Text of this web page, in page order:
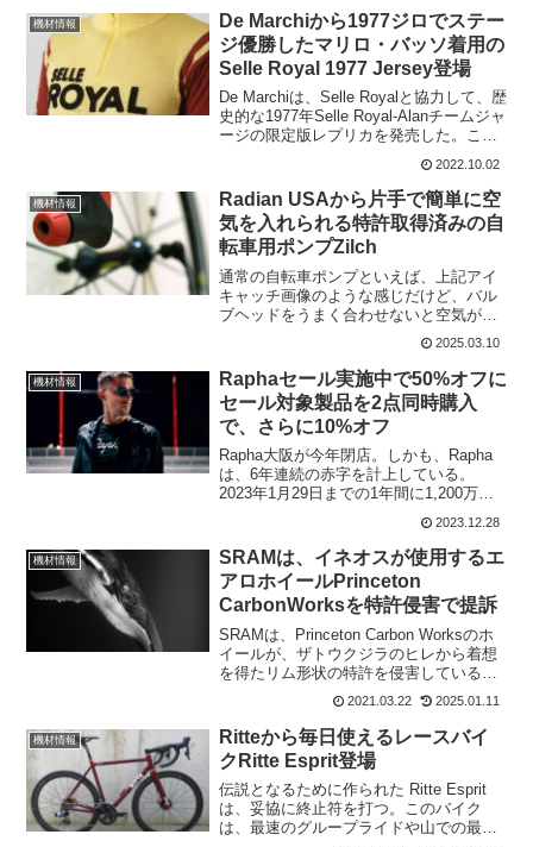
機材情報
De Marchiから1977ジロでステー
ジ優勝したマリロ・バッソ着用の
Selle Royal 1977 Jersey登場
De Marchiは、Selle Royalと協力して、歴
史的な1977年Selle Royal-Alanチームジャ
ージの限定版レプリカを発売した。これ
は世界中で開催されているL’Eroica
Gaioleのサイクリングイベントに間に合
うよ...
2022.10.02
機材情報
Radian USAから片手で簡単に空
気を入れられる特許取得済みの自
転車用ポンプZilch
通常の自転車ポンプといえば、上記アイ
キャッチ画像のような感じだけど、バル
ブヘッドをうまく合わせないと空気がい
れられない。奥まできちんといれないと
空気が入らないことが多い。さらに、両
手を使わないと入れられないことがほと
んどだ。また、外す時も両...
2025.03.10
機材情報
Raphaセール実施中で50%オフに
セール対象製品を2点同時購入
で、さらに10%オフ
Rapha大阪が今年閉店。しかも、Rapha
は、6年連続の赤字を計上している。
2023年1月29日までの1年間に1,200万ポ
ンドの税引き前損失を計上というから、
日本円で22億円という赤字だ。コロナの
影響とか、自転車需要の減退によって厳
しい...
2023.12.28
機材情報
SRAMは、イネオスが使用するエ
アロホイールPrinceton
CarbonWorksを特許侵害で提訴
SRAMは、Princeton Carbon Worksのホ
イールが、ザトウクジラのヒレから着想
を得たリム形状の特許を侵害していると
主張している。Princeton Carbon Works
のホイールといえばイネオスがタイムト
ライヤルで使用...
2021.03.22 2025.01.11
機材情報
Ritteから毎日使えるレースバイ
クRitte Esprit登場
伝説となるために作られた Ritte Esprit
は、妥協に終止符を打つ。このバイク
は、最速のグループライドや山での最大